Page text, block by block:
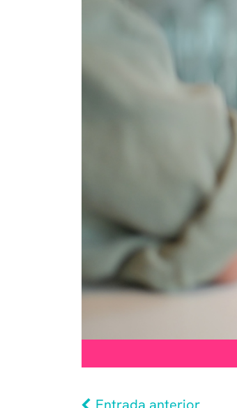
Entrada anterior